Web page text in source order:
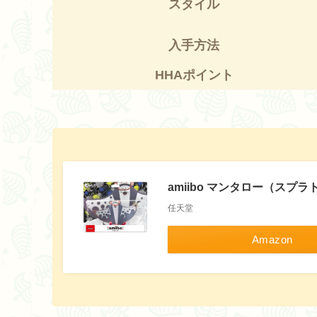
スタイル
入手方法
HHAポイント
amiibo マンタロー（スプラ
任天堂
Amazon